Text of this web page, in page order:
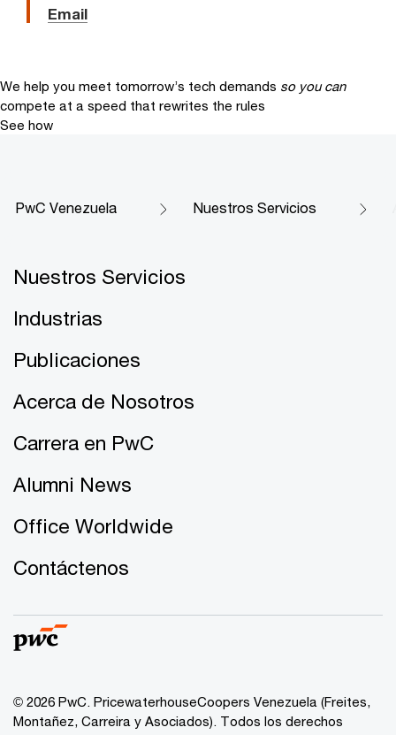
Email
We help you meet tomorrow’s tech demands so you can
compete at a speed that rewrites the rules
See how
PwC Venezuela Nuestros Servicios
Nuestros Servicios
Industrias
Publicaciones
Acerca de Nosotros
Carrera en PwC
Alumni News
Office Worldwide
Contáctenos
© 2026 PwC. PricewaterhouseCoopers Venezuela (Freites,
Montañez, Carreira y Asociados). Todos los derechos